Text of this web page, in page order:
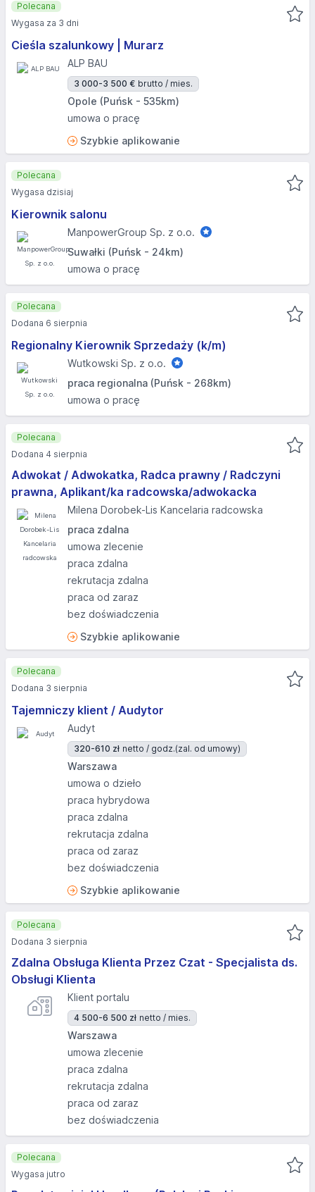
Cieśla szalunkowy | Murarz
ALP BAU
3 000-3 500 € brutto / mies.
Opole (Puńsk - 535km)
umowa o pracę
Szybkie aplikowanie
Polecana
Wygasa za 3 dni
Kierownik salonu
ManpowerGroup Sp. z o.o.
Suwałki (Puńsk - 24km)
umowa o pracę
Polecana
Wygasa dzisiaj
Regionalny Kierownik Sprzedaży (k/m)
Wutkowski Sp. z o.o.
praca regionalna (Puńsk - 268km)
umowa o pracę
Polecana
Dodana 6 sierpnia
Adwokat / Adwokatka, Radca prawny / Radczyni
prawna, Aplikant/ka radcowska/adwokacka
Milena Dorobek-Lis Kancelaria radcowska
praca zdalna
umowa zlecenie
praca zdalna
rekrutacja zdalna
praca od zaraz
bez doświadczenia
Szybkie aplikowanie
Polecana
Dodana 4 sierpnia
Tajemniczy klient / Audytor
Audyt
320-610 zł netto / godz.(zal. od umowy)
Warszawa
umowa o dzieło
praca hybrydowa
praca zdalna
rekrutacja zdalna
praca od zaraz
bez doświadczenia
Szybkie aplikowanie
Polecana
Dodana 3 sierpnia
Zdalna Obsługa Klienta Przez Czat - Specjalista ds.
Obsługi Klienta
Klient portalu
4 500-6 500 zł netto / mies.
Warszawa
umowa zlecenie
praca zdalna
rekrutacja zdalna
praca od zaraz
bez doświadczenia
Polecana
Dodana 3 sierpnia
Polecana
Wygasa jutro